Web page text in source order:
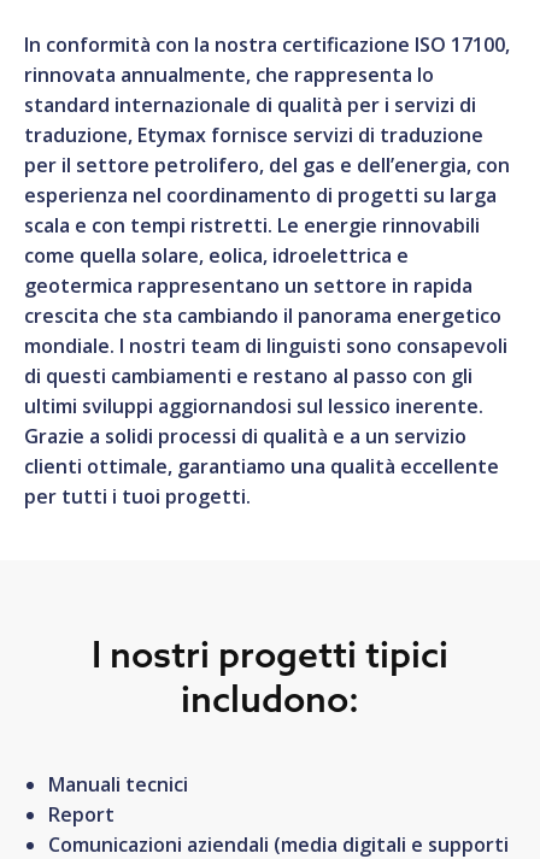
In conformità con la nostra certificazione ISO 17100,
rinnovata annualmente, che rappresenta lo
standard internazionale di qualità per i servizi di
traduzione, Etymax fornisce servizi di traduzione
per il settore petrolifero, del gas e dell’energia, con
esperienza nel coordinamento di progetti su larga
scala e con tempi ristretti. Le energie rinnovabili
come quella solare, eolica, idroelettrica e
geotermica rappresentano un settore in rapida
crescita che sta cambiando il panorama energetico
mondiale. I nostri team di linguisti sono consapevoli
di questi cambiamenti e restano al passo con gli
ultimi sviluppi aggiornandosi sul lessico inerente.
Grazie a solidi processi di qualità e a un servizio
clienti ottimale, garantiamo una qualità eccellente
per tutti i tuoi progetti.
I nostri progetti tipici
includono:
Manuali tecnici
Report
Comunicazioni aziendali (media digitali e supporti